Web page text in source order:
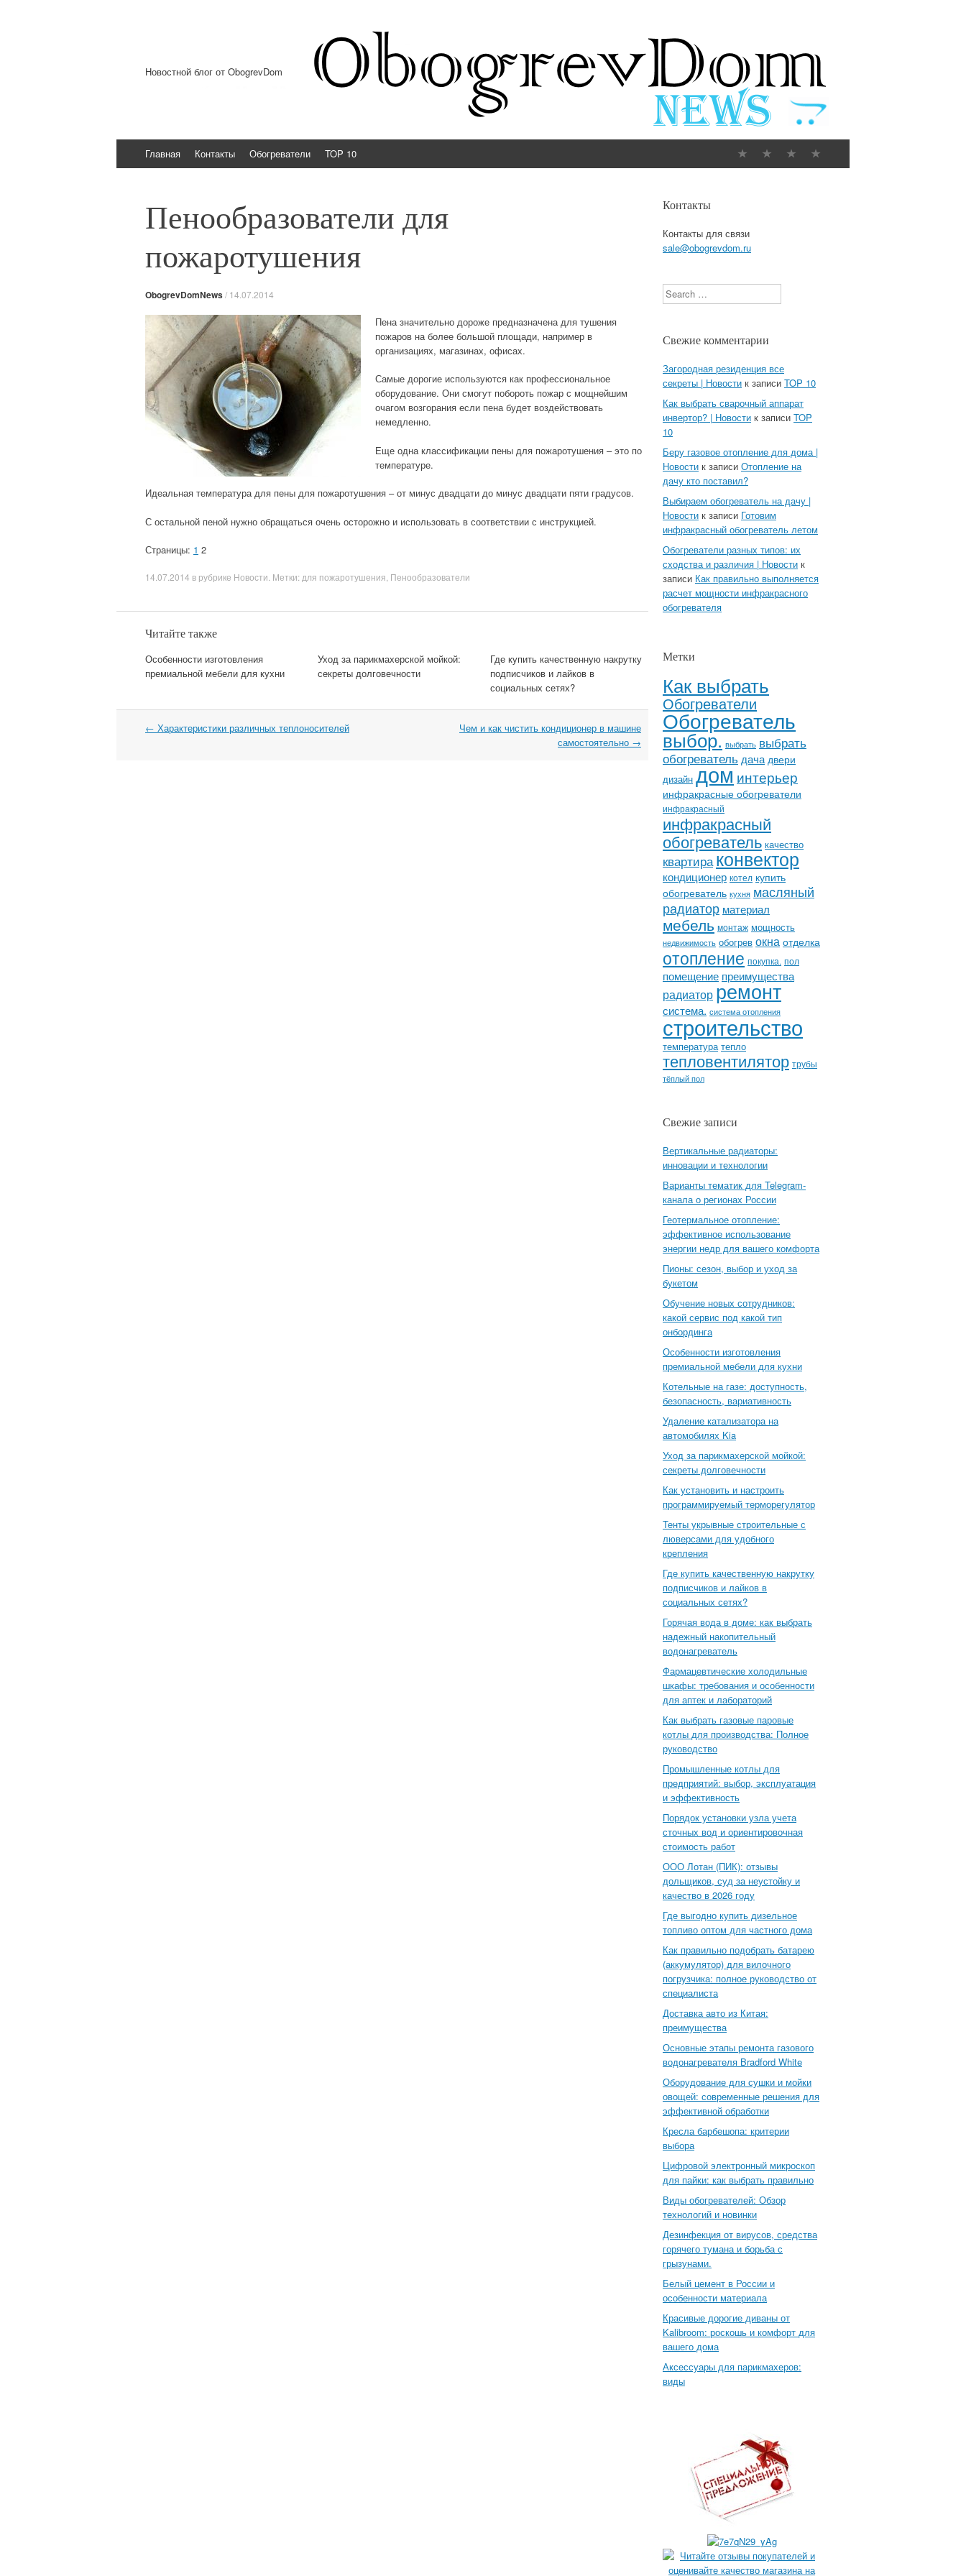
Новостной блог от ObogrevDom
Перейти к содержимому
Главная Контакты Обогреватели TOP 10
Пенообразователи для
пожаротушения
ObogrevDomNews/ 14.07.2014
Пена значительно дороже предназначена для тушения
пожаров на более большой площади, например в
организациях, магазинах, офисах.
Самые дорогие используются как профессиональное
оборудование. Они смогут побороть пожар с мощнейшим
очагом возгорания если пена будет воздействовать
немедленно.
Еще одна классификации пены для пожаротушения – это по
температуре.
Идеальная температура для пены для пожаротушения – от минус двадцати до минус двадцати пяти градусов.
С остальной пеной нужно обращаться очень осторожно и использовать в соответствии с инструкцией.
Страницы: 1 2
14.07.2014 в рубрике Новости . Метки: для пожаротушения Пенообразователи
Читайте также
Особенности изготовления
премиальной мебели для кухни
Уход за парикмахерской мойкой:
секреты долговечности
Где купить качественную накрутку
подписчиков и лайков в
социальных сетях?
Навигация
← Характеристики различных теплоносителей
Чем и как чистить кондиционер в машине
самостоятельно →
Контакты
Контакты для связи
sale@obogrevdom.ru
Search
Свежие комментарии
Загородная резиденция все
секреты | Новости к записи TOP 10
Как выбрать сварочный аппарат
инвертор? | Новости к записи TOP
10
Беру газовое отопление для дома |
Новости к записи Отопление на
дачу кто поставил?
Выбираем обогреватель на дачу |
Новости к записи Готовим
инфракрасный обогреватель летом
Обогреватели разных типов: их
сходства и различия | Новости к
записи Как правильно выполняется
расчет мощности инфракрасного
обогревателя
Метки
Как выбрать
Обогреватели
Обогреватель
выбор. выбрать выбрать
обогреватель дача двери
дизайн доминтерьер
инфракрасные обогреватели
инфракрасный
инфракрасный
обогреватель качество
квартираконвектор
кондиционер котел купить
обогреватель кухня масляный
радиатор материал
мебель монтаж мощность
недвижимость обогрев окна отделка
отопление покупка. пол
помещение преимущества
радиаторремонт
система. система отопления
строительство
температура тепло
тепловентилятор трубы
тёплый пол
Свежие записи
Вертикальные радиаторы:
инновации и технологии
Варианты тематик для Telegram-
канала о регионах России
Геотермальное отопление:
эффективное использование
энергии недр для вашего комфорта
Пионы: сезон, выбор и уход за
букетом
Обучение новых сотрудников:
какой сервис под какой тип
онбординга
Особенности изготовления
премиальной мебели для кухни
Котельные на газе: доступность,
безопасность, вариативность
Удаление катализатора на
автомобилях Kia
Уход за парикмахерской мойкой:
секреты долговечности
Как установить и настроить
программируемый терморегулятор
Тенты укрывные строительные с
люверсами для удобного
крепления
Где купить качественную накрутку
подписчиков и лайков в
социальных сетях?
Горячая вода в доме: как выбрать
надежный накопительный
водонагреватель
Фармацевтические холодильные
шкафы: требования и особенности
для аптек и лабораторий
Как выбрать газовые паровые
котлы для производства: Полное
руководство
Промышленные котлы для
предприятий: выбор, эксплуатация
и эффективность
Порядок установки узла учета
сточных вод и ориентировочная
стоимость работ
ООО Лотан (ПИК): отзывы
дольщиков, суд за неустойку и
качество в 2026 году
Где выгодно купить дизельное
топливо оптом для частного дома
Как правильно подобрать батарею
(аккумулятор) для вилочного
погрузчика: полное руководство от
специалиста
Доставка авто из Китая:
преимущества
Основные этапы ремонта газового
водонагревателя Bradford White
Оборудование для сушки и мойки
овощей: современные решения для
эффективной обработки
Кресла барбешопа: критерии
выбора
Цифровой электронный микроскоп
для пайки: как выбрать правильно
Виды обогревателей: Обзор
технологий и новинки
Дезинфекция от вирусов, средства
горячего тумана и борьба с
грызунами.
Белый цемент в России и
особенности материала
Красивые дорогие диваны от
Kalibroom: роскошь и комфорт для
вашего дома
Аксессуары для парикмахеров:
виды